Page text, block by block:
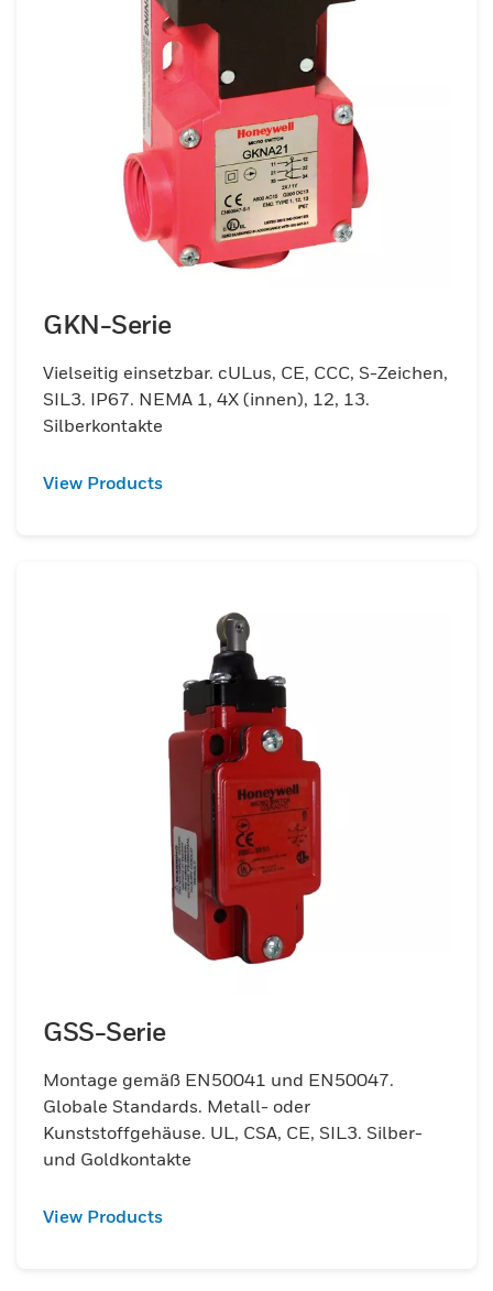
GKN-Serie
Vielseitig einsetzbar. cULus, CE, CCC, S-Zeichen,
SIL3. IP67. NEMA 1, 4X (innen), 12, 13.
Silberkontakte
View Products
GSS-Serie
Montage gemäß EN50041 und EN50047.
Globale Standards. Metall- oder
Kunststoffgehäuse. UL, CSA, CE, SIL3. Silber-
und Goldkontakte
View Products